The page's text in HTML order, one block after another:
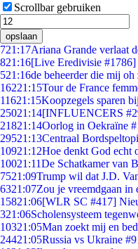
Scrollbar gebruiken
opslaan
721:17Ariana Grande verlaat
821:16[Live Eredivisie #1786]
521:16de beheerder die mij oh
16221:15Tour de France
11621:15Koopzegels sparen
25021:14[INFLUENCERS
21821:14Oorlog in Oekraïne
29521:13Centraal
10921:12Hoe denkt God echt
10021:11De Schatkamer van
7521:09Trump wil dat J.D.
6321:07Zou je vreemdgaan in
15821:06[WLR SC #417]
321:06Scholensysteem
10321:05Man zoekt mij en
24421:05Russia vs Ukraine